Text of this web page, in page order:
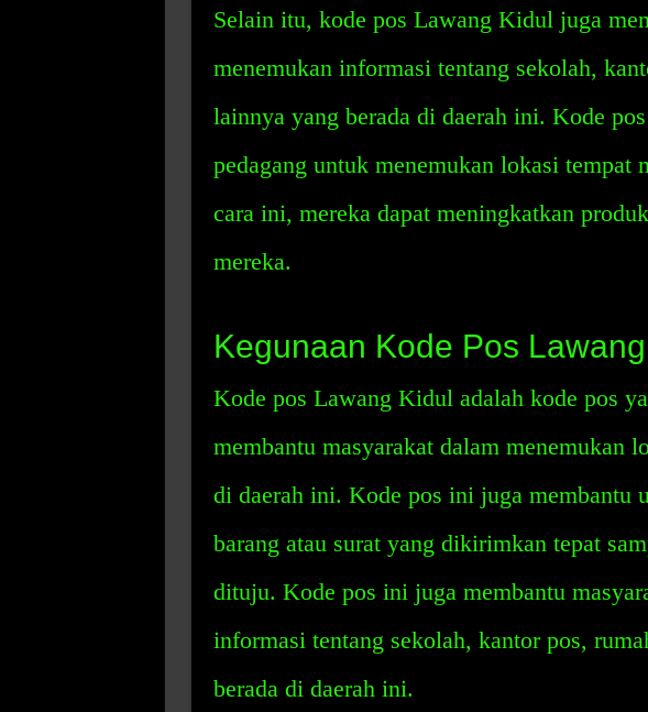
Selain itu, kode pos Lawang Kidul juga
menemukan informasi tentang sekolah,
lainnya yang berada di daerah ini. Kode
pedagang untuk menemukan lokasi tempat
cara ini, mereka dapat meningkatkan
mereka.
Kegunaan Kode Pos
Kode pos Lawang Kidul adalah kode pos
membantu masyarakat dalam menemukan
di daerah ini. Kode pos ini juga membantu
barang atau surat yang dikirimkan tepat
dituju. Kode pos ini juga membantu
informasi tentang sekolah, kantor pos,
berada di daerah ini.